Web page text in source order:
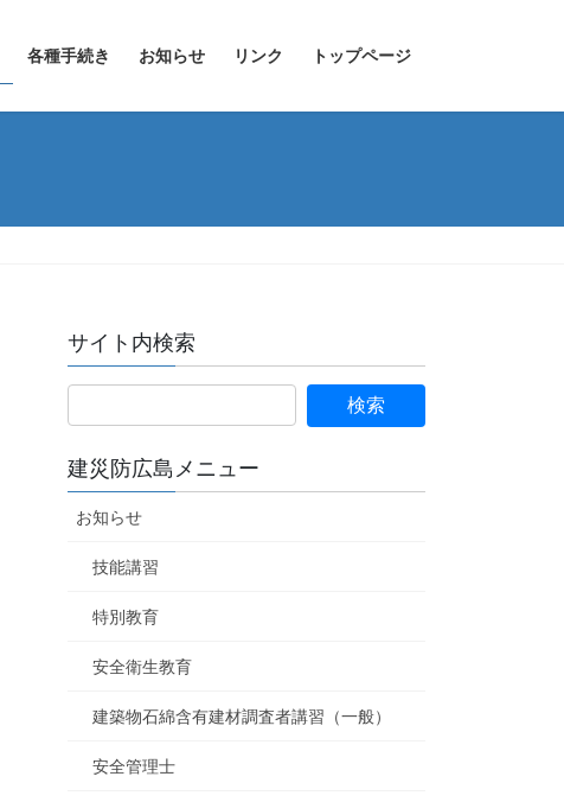
各種手続き お知らせ リンク トップページ
サイト内検索
建災防広島メニュー
お知らせ
技能講習
特別教育
安全衛生教育
建築物石綿含有建材調査者講習（一般）
安全管理士